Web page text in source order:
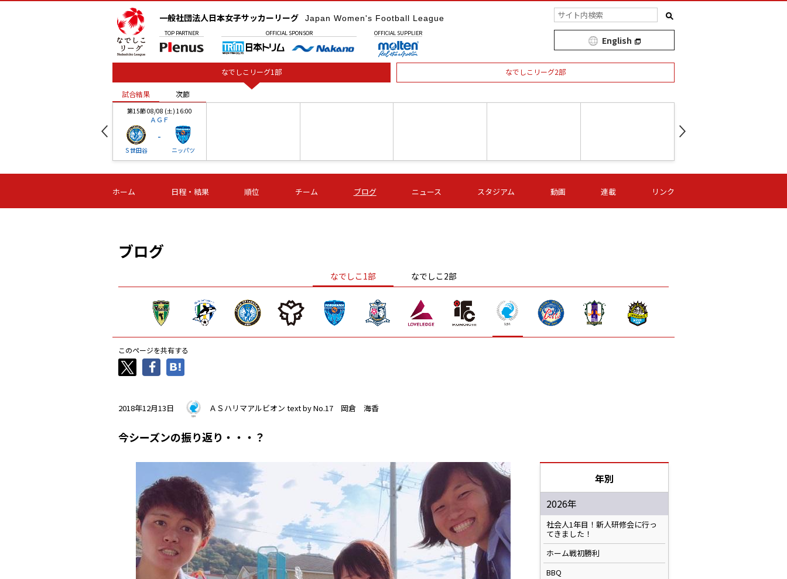
一般社団法人日本女子サッカーリーグ Japan Women's Football League
TOP PARTNER OFFICIAL SPONSOR OFFICIAL SUPPLIER
English
なでしこリーグ1部 なでしこリーグ2部
試合結果 次節
第15節 08/08 (土) 16:00
ＡＧＦ
Ｓ世田谷
-
ニッパツ
-
第16節 09/05 (土) 15:00
ニッパツ
-
第16節 09/05 (土) 15:00
石人の星
-
第16節 09/05 (土) 16:00
ＡＧＦ
-
いちご
-
第16節 09/06 (日) 15:00
-
第16節 09/06 (日) 15:00
- -
試合結果 次節
ホーム 日程・結果 順位 チーム ブログ ニュース スタジアム 動画 連載 リンク
ブログ
なでしこ1部 なでしこ2部
このページを共有する
2018年12月13日 ＡＳハリマアルビオン text by No.17 岡倉 海香
今シーズンの振り返り・・・？
年別
2026年
社会人1年目！新人研修会に行っ
てきました！
ホーム戦初勝利
BBQ